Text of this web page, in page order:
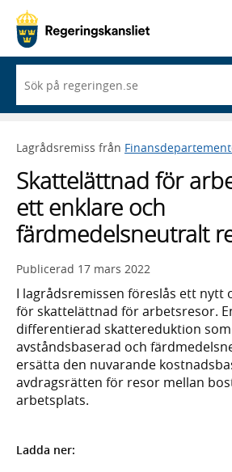
du
börjar
skriva
framträder
lista
med
sökförslag
Lagrådsremiss från
Skattelättnad för
ett enklare och
färdmedelsneutralt
Publicerad 17 mars 2022
I lagrådsremissen föreslås ett nytt
för skattelättnad för arbetsresor.
differentierad skattereduktion
avståndsbaserad och
ersätta den nuvarande
avdragsrätten för resor mellan
arbetsplats.
Ladda ner: